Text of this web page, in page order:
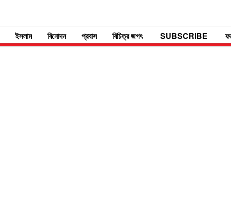
ইসলাম বিনোদন প্রবাস বিচিত্র জগৎ SUBSCRIBE